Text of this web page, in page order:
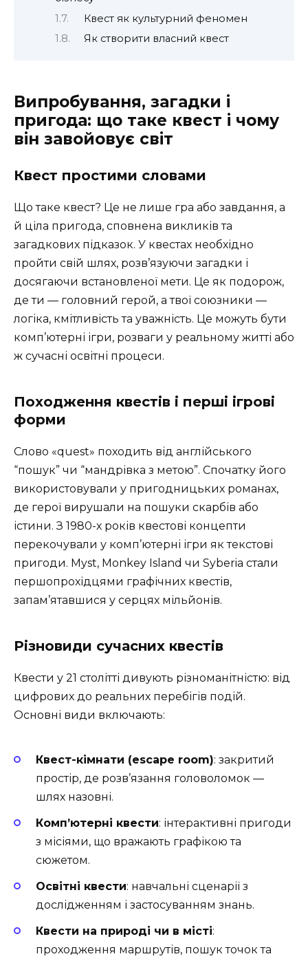
Квест як культурний феномен
Як створити власний квест
Випробування, загадки і
пригода: що таке квест і чому
він завойовує світ
Квест простими словами
Що таке квест? Це не лише гра або завдання, а
й ціла пригода, сповнена викликів та
загадкових підказок. У квестах необхідно
пройти свій шлях, розв’язуючи загадки і
досягаючи встановленої мети. Це як подорож,
де ти — головний герой, а твої союзники —
логіка, кмітливість та уважність. Це можуть бути
комп’ютерні ігри, розваги у реальному житті або
ж сучасні освітні процеси.
Походження квестів і перші ігрові
форми
Слово «quest» походить від англійського
“пошук” чи “мандрівка з метою”. Спочатку його
використовували у пригодницьких романах,
де герої вирушали на пошуки скарбів або
істини. З 1980-х років квестові концепти
перекочували у комп’ютерні ігри як текстові
пригоди. Myst, Monkey Island чи Syberia стали
першопрохідцями графічних квестів,
запам’ятавшися у серцях мільйонів.
Різновиди сучасних квестів
Квести у 21 столітті дивують різноманітністю: від
цифрових до реальних перебігів подій.
Основні види включають:
Квест-кімнати (escape room): закритий
простір, де розв’язання головоломок —
шлях назовні.
Комп’ютерні квести: інтерактивні пригоди
з місіями, що вражають графікою та
сюжетом.
Освітні квести: навчальні сценарії з
дослідженням і застосуванням знань.
Квести на природі чи в місті:
проходження маршрутів, пошук точок та